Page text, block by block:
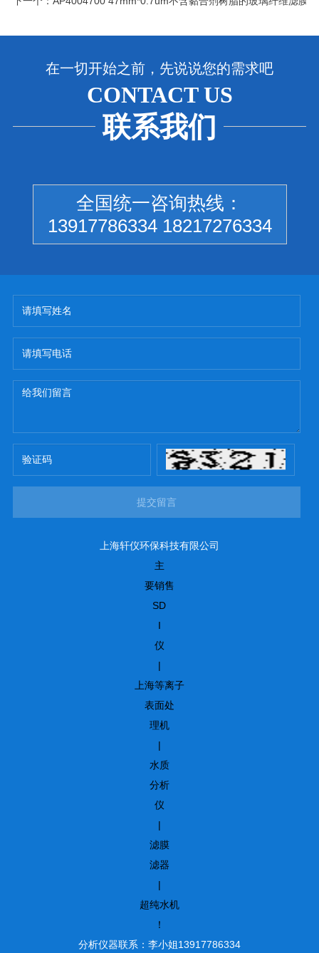
在一切开始之前，先说说您的需求吧
CONTACT US
联系我们
全国统一咨询热线：
13917786334 18217276334
提交留言
上海轩仪环保科技有限公司
主
要销售
SD
I
仪
|
上海等离子
表面处
理机
|
水质
分析
仪
|
滤膜
滤器
|
超纯水机
！
分析仪器联系：李小姐13917786334